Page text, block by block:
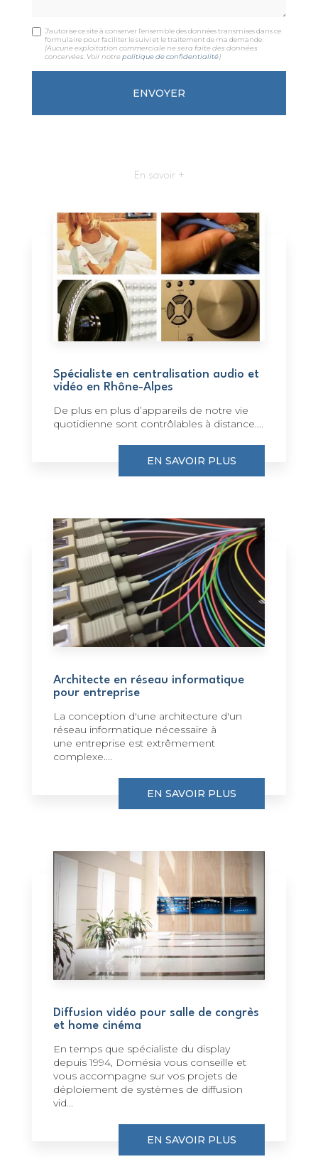
J'autorise ce site à conserver l'ensemble des données transmises dans ce
formulaire pour faciliter le suivi et le traitement de ma demande.
(Aucune exploitation commerciale ne sera faite des données
concervées. Voir notrepolitique de confidentialité)
En savoir +
Spécialiste en centralisation audio et
vidéo en Rhône-Alpes
De plus en plus d’appareils de notre vie
quotidienne sont contrôlables à distance....
EN SAVOIR PLUS
Architecte en réseau informatique
pour entreprise
La conception d'une architecture d'un
réseau informatique nécessaire à
une entreprise est extrêmement
complexe....
EN SAVOIR PLUS
Diffusion vidéo pour salle de congrès
et home cinéma
En temps que spécialiste du display
depuis 1994, Domésia vous conseille et
vous accompagne sur vos projets de
déploiement de systèmes de diffusion
vid...
EN SAVOIR PLUS